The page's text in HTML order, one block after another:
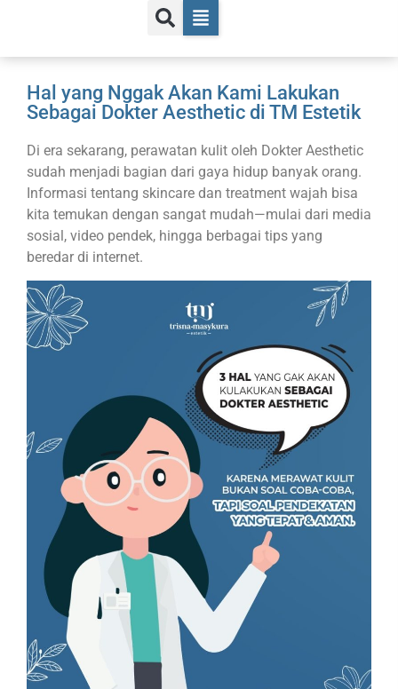
Hal yang Nggak Akan Kami Lakukan
Sebagai Dokter Aesthetic di TM Estetik
Di era sekarang, perawatan kulit oleh Dokter Aesthetic
sudah menjadi bagian dari gaya hidup banyak orang.
Informasi tentang skincare dan treatment wajah bisa
kita temukan dengan sangat mudah—mulai dari media
sosial, video pendek, hingga berbagai tips yang
beredar di internet.